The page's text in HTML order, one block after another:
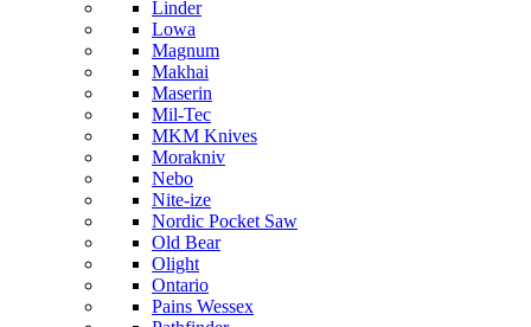
Linder
Lowa
Magnum
Makhai
Maserin
Mil-Tec
MKM Knives
Morakniv
Nebo
Nite-ize
Nordic Pocket Saw
Old Bear
Olight
Ontario
Pains Wessex